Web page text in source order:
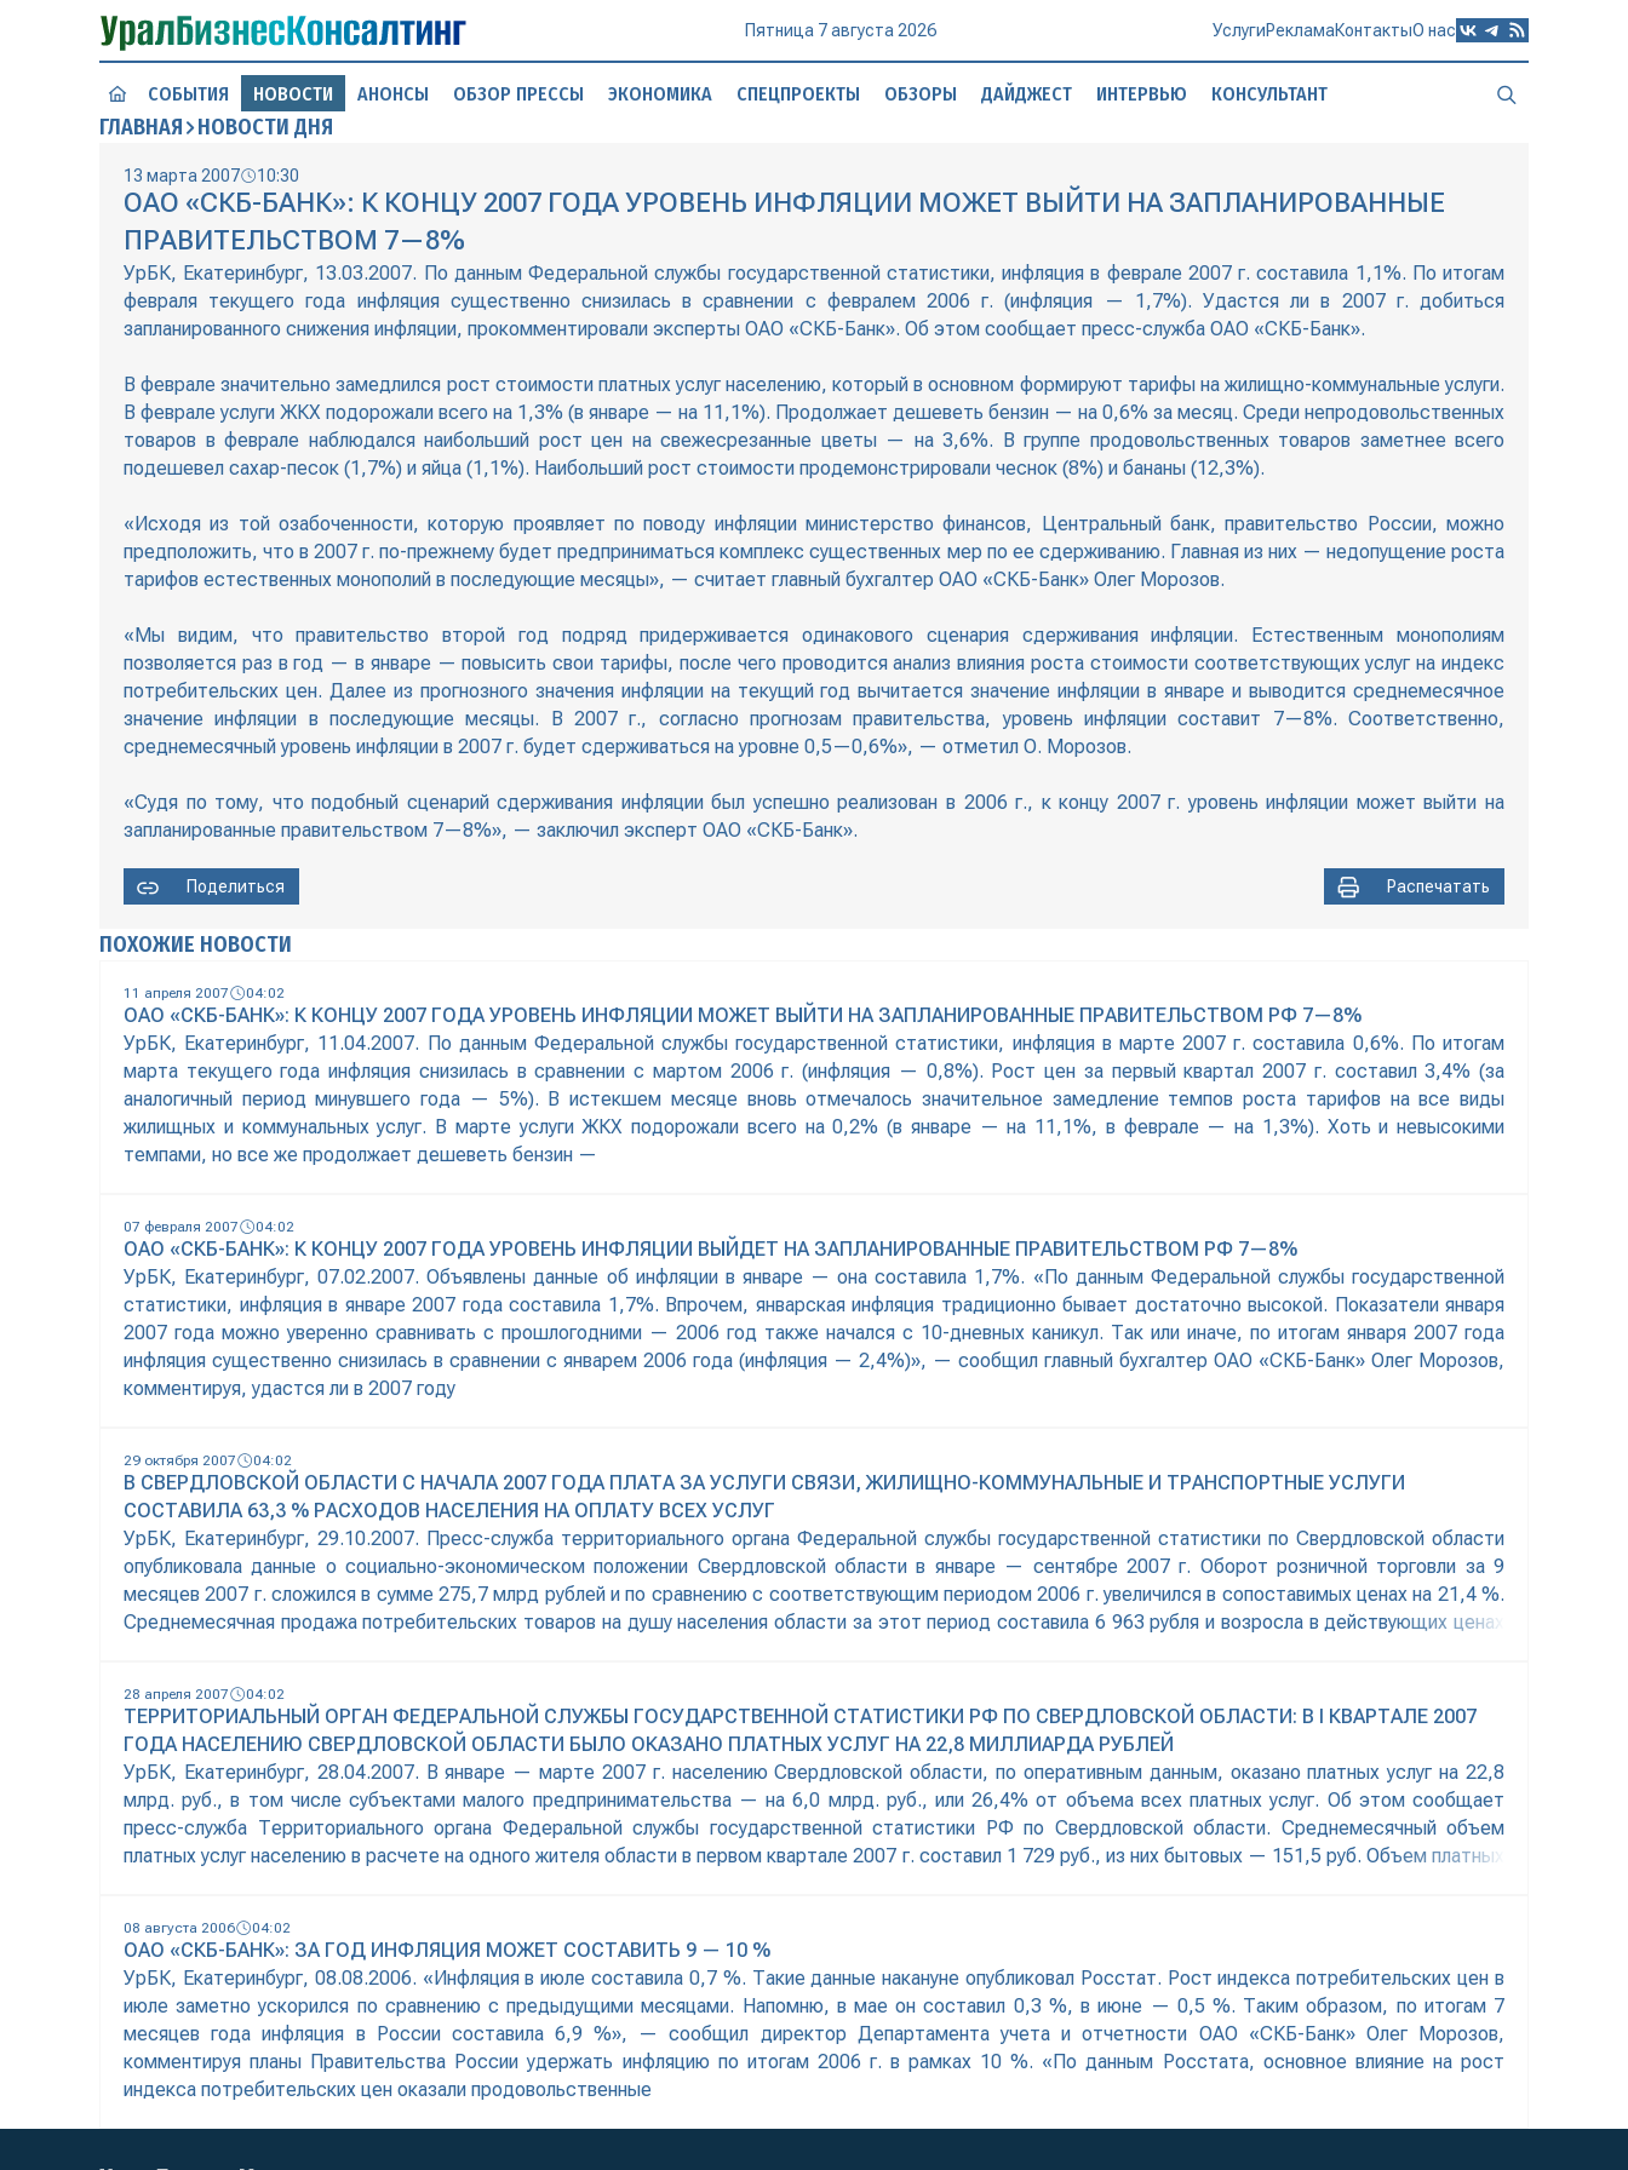
Пятница 7 августа 2026 УслугиРекламаКонтактыО нас
СОБЫТИЯ НОВОСТИ АНОНСЫ ОБЗОР ПРЕССЫ ЭКОНОМИКА СПЕЦПРОЕКТЫ ОБЗОРЫ ДАЙДЖЕСТ ИНТЕРВЬЮ КОНСУЛЬТАНТ
ГЛАВНАЯ НОВОСТИ ДНЯ
13 марта 2007 10:30
ОАО «СКБ-БАНК»: К КОНЦУ 2007 ГОДА УРОВЕНЬ ИНФЛЯЦИИ МОЖЕТ ВЫЙТИ НА ЗАПЛАНИРОВАННЫЕ
ПРАВИТЕЛЬСТВОМ 7—8%
УрБК, Екатеринбург, 13.03.2007. По данным Федеральной службы государственной статистики, инфляция в феврале 2007 г. составила 1,1%. По итогам
февраля текущего года инфляция существенно снизилась в сравнении с февралем 2006 г. (инфляция — 1,7%). Удастся ли в 2007 г. добиться
запланированного снижения инфляции, прокомментировали эксперты ОАО «СКБ-Банк». Об этом сообщает пресс-служба ОАО «СКБ-Банк».
В феврале значительно замедлился рост стоимости платных услуг населению, который в основном формируют тарифы на жилищно-коммунальные услуги.
В феврале услуги ЖКХ подорожали всего на 1,3% (в январе — на 11,1%). Продолжает дешеветь бензин — на 0,6% за месяц. Среди непродовольственных
товаров в феврале наблюдался наибольший рост цен на свежесрезанные цветы — на 3,6%. В группе продовольственных товаров заметнее всего
подешевел сахар-песок (1,7%) и яйца (1,1%). Наибольший рост стоимости продемонстрировали чеснок (8%) и бананы (12,3%).
«Исходя из той озабоченности, которую проявляет по поводу инфляции министерство финансов, Центральный банк, правительство России, можно
предположить, что в 2007 г. по-прежнему будет предприниматься комплекс существенных мер по ее сдерживанию. Главная из них — недопущение роста
тарифов естественных монополий в последующие месяцы», — считает главный бухгалтер ОАО «СКБ-Банк» Олег Морозов.
«Мы видим, что правительство второй год подряд придерживается одинакового сценария сдерживания инфляции. Естественным монополиям
позволяется раз в год — в январе — повысить свои тарифы, после чего проводится анализ влияния роста стоимости соответствующих услуг на индекс
потребительских цен. Далее из прогнозного значения инфляции на текущий год вычитается значение инфляции в январе и выводится среднемесячное
значение инфляции в последующие месяцы. В 2007 г., согласно прогнозам правительства, уровень инфляции составит 7—8%. Соответственно,
среднемесячный уровень инфляции в 2007 г. будет сдерживаться на уровне 0,5—0,6%», — отметил О. Морозов.
«Судя по тому, что подобный сценарий сдерживания инфляции был успешно реализован в 2006 г., к концу 2007 г. уровень инфляции может выйти на
запланированные правительством 7—8%», — заключил эксперт ОАО «СКБ-Банк».
Поделиться Распечатать
ПОХОЖИЕ НОВОСТИ
11 апреля 2007 04:02
ОАО «СКБ-БАНК»: К КОНЦУ 2007 ГОДА УРОВЕНЬ ИНФЛЯЦИИ МОЖЕТ ВЫЙТИ НА ЗАПЛАНИРОВАННЫЕ ПРАВИТЕЛЬСТВОМ РФ 7—8%
УрБК, Екатеринбург, 11.04.2007. По данным Федеральной службы государственной статистики, инфляция в марте 2007 г. составила 0,6%. По итогам
марта текущего года инфляция снизилась в сравнении с мартом 2006 г. (инфляция — 0,8%). Рост цен за первый квартал 2007 г. составил 3,4% (за
аналогичный период минувшего года — 5%). В истекшем месяце вновь отмечалось значительное замедление темпов роста тарифов на все виды
жилищных и коммунальных услуг. В марте услуги ЖКХ подорожали всего на 0,2% (в январе — на 11,1%, в феврале — на 1,3%). Хоть и невысокими
темпами, но все же продолжает дешеветь бензин —
07 февраля 2007 04:02
ОАО «СКБ-БАНК»: К КОНЦУ 2007 ГОДА УРОВЕНЬ ИНФЛЯЦИИ ВЫЙДЕТ НА ЗАПЛАНИРОВАННЫЕ ПРАВИТЕЛЬСТВОМ РФ 7—8%
УрБК, Екатеринбург, 07.02.2007. Объявлены данные об инфляции в январе — она составила 1,7%. «По данным Федеральной службы государственной
статистики, инфляция в январе 2007 года составила 1,7%. Впрочем, январская инфляция традиционно бывает достаточно высокой. Показатели января
2007 года можно уверенно сравнивать с прошлогодними — 2006 год также начался с 10-дневных каникул. Так или иначе, по итогам января 2007 года
инфляция существенно снизилась в сравнении с январем 2006 года (инфляция — 2,4%)», — сообщил главный бухгалтер ОАО «СКБ-Банк» Олег Морозов,
комментируя, удастся ли в 2007 году
29 октября 2007 04:02
В СВЕРДЛОВСКОЙ ОБЛАСТИ С НАЧАЛА 2007 ГОДА ПЛАТА ЗА УСЛУГИ СВЯЗИ, ЖИЛИЩНО-КОММУНАЛЬНЫЕ И ТРАНСПОРТНЫЕ УСЛУГИ
СОСТАВИЛА 63,3 % РАСХОДОВ НАСЕЛЕНИЯ НА ОПЛАТУ ВСЕХ УСЛУГ
УрБК, Екатеринбург, 29.10.2007. Пресс-служба территориального органа Федеральной службы государственной статистики по Свердловской области
опубликовала данные о социально-экономическом положении Свердловской области в январе — сентябре 2007 г. Оборот розничной торговли за 9
месяцев 2007 г. сложился в сумме 275,7 млрд рублей и по сравнению с соответствующим периодом 2006 г. увеличился в сопоставимых ценах на 21,4 %.
Среднемесячная продажа потребительских товаров на душу населения области за этот период составила 6 963 рубля и возросла в действующих ценах
28 апреля 2007 04:02
ТЕРРИТОРИАЛЬНЫЙ ОРГАН ФЕДЕРАЛЬНОЙ СЛУЖБЫ ГОСУДАРСТВЕННОЙ СТАТИСТИКИ РФ ПО СВЕРДЛОВСКОЙ ОБЛАСТИ: В I КВАРТАЛЕ 2007
ГОДА НАСЕЛЕНИЮ СВЕРДЛОВСКОЙ ОБЛАСТИ БЫЛО ОКАЗАНО ПЛАТНЫХ УСЛУГ НА 22,8 МИЛЛИАРДА РУБЛЕЙ
УрБК, Екатеринбург, 28.04.2007. В январе — марте 2007 г. населению Свердловской области, по оперативным данным, оказано платных услуг на 22,8
млрд. руб., в том числе субъектами малого предпринимательства — на 6,0 млрд. руб., или 26,4% от объема всех платных услуг. Об этом сообщает
пресс-служба Территориального органа Федеральной службы государственной статистики РФ по Свердловской области. Среднемесячный объем
платных услуг населению в расчете на одного жителя области в первом квартале 2007 г. составил 1 729 руб., из них бытовых — 151,5 руб. Объем платных
08 августа 2006 04:02
ОАО «СКБ-БАНК»: ЗА ГОД ИНФЛЯЦИЯ МОЖЕТ СОСТАВИТЬ 9 — 10 %
УрБК, Екатеринбург, 08.08.2006. «Инфляция в июле составила 0,7 %. Такие данные накануне опубликовал Росстат. Рост индекса потребительских цен в
июле заметно ускорился по сравнению с предыдущими месяцами. Напомню, в мае он составил 0,3 %, в июне — 0,5 %. Таким образом, по итогам 7
месяцев года инфляция в России составила 6,9 %», — сообщил директор Департамента учета и отчетности ОАО «СКБ-Банк» Олег Морозов,
комментируя планы Правительства России удержать инфляцию по итогам 2006 г. в рамках 10 %. «По данным Росстата, основное влияние на рост
индекса потребительских цен оказали продовольственные